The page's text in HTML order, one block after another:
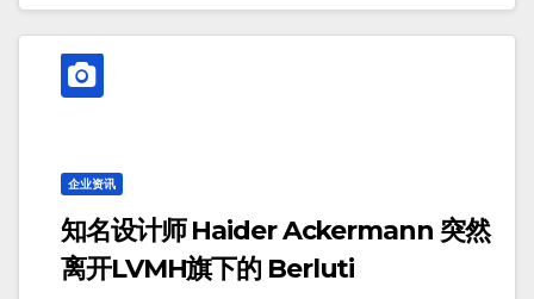
企业资讯
知名设计师 Haider Ackermann 突然
离开LVMH旗下的 Berluti